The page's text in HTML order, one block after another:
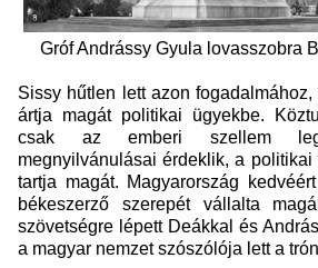
Gróf Andrássy Gyula lovasszobra
Sissy hűtlen lett azon
ártja magát politikai ügyekbe.
csak az emberi szellem
megnyilvánulásai érdeklik, a politikai
tartja magát. Magyarország
békeszerző szerepét vállalta
szövetségre lépett Deákkal és
a magyar nemzet szószólója lett a